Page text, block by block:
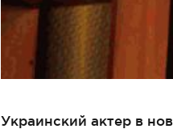
Украинский актер в